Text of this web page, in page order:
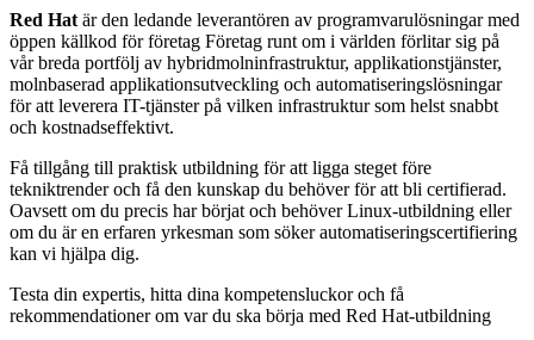
Red Hat är den ledande leverantören av programvarulösningar med
öppen källkod för företag Företag runt om i världen förlitar sig på
vår breda portfölj av hybridmolninfrastruktur, applikationstjänster,
molnbaserad applikationsutveckling och automatiseringslösningar
för att leverera IT-tjänster på vilken infrastruktur som helst snabbt
och kostnadseffektivt.
Få tillgång till praktisk utbildning för att ligga steget före
tekniktrender och få den kunskap du behöver för att bli certifierad.
Oavsett om du precis har börjat och behöver Linux-utbildning eller
om du är en erfaren yrkesman som söker automatiseringscertifiering
kan vi hjälpa dig.
Testa din expertis, hitta dina kompetensluckor och få
rekommendationer om var du ska börja med Red Hat-utbildning